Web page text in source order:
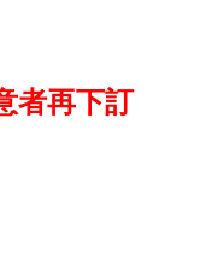
者再下訂